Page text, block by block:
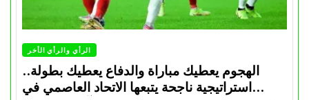
الرأي والرأي الأخر
الهجوم يعطيك مباراة والدفاع يعطيك بطولة..
استراتيجية ناجحة يتبعها الاتحاد العاصمي في